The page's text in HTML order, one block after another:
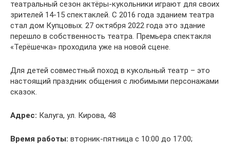
театральный сезон актёры-кукольники играют для своих
зрителей 14-15 спектаклей. С 2016 года зданием театра
стал дом Купцовых. 27 октября 2022 года это здание
перешло в собственность театра. Премьера спектакля
«Терёшечка» проходила уже на новой сцене.
Для детей совместный поход в кукольный театр – это
настоящий праздник общения с любимыми персонажами
сказок.
Адрес: Калуга, ул. Кирова, 48
Время работы: вторник-пятница с 10:00 до 17:00;